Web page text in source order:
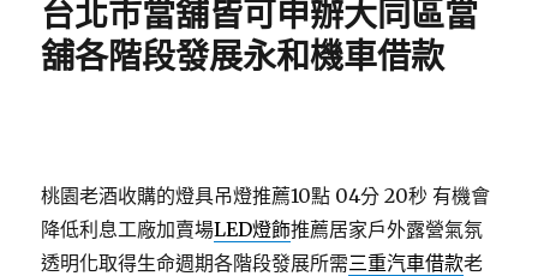
台北市當舖皆可申辦大同區當
舖各階段發展永和機車借款
桃園老酒收購的燈具吊燈推薦10點 04分 20秒 有機會
降低利息工廠加賣場LED燈飾推薦居家戶外露營氣氛
透明化取得生命週期各階段發展所需三重汽車借款老